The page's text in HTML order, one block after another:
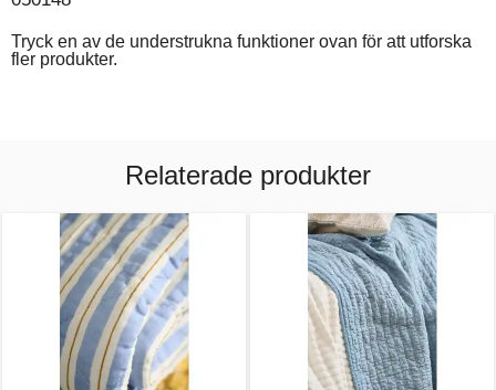
Tryck en av de understrukna funktioner ovan för att utforska
fler produkter.
Relaterade produkter